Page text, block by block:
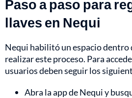
Paso a paso para
llaves en Nequi
Nequi habilitó un espacio dentro
realizar este proceso. Para
usuarios deben seguir los
Abra la app de Nequi y